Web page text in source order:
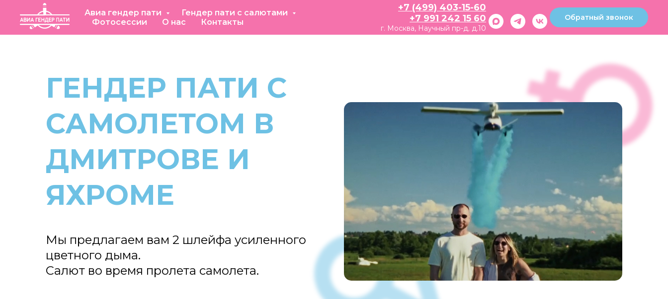
Авиа гендер пати
Гендер пати с салютами
Фотосессии
О нас Контакты
+7 (499) 403-15-60
+7 991 242 15 60
г. Москва, Научный пр-д. д.10
Обратный звонок
ГЕНДЕР ПАТИ С
САМОЛЕТОМ В
ДМИТРОВЕ И
ЯХРОМЕ
Мы предлагаем вам 2 шлейфа усиленного
цветного дыма.
Салют во время пролета самолета.